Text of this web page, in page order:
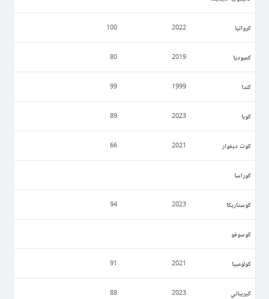
كرواتيا 2022
100
كمبوديا 2019
80
كندا 1999
99
كوبا 2023
89
كوت ديفوار 2021
66
كوراسا
كوستاريكا 2023
94
كوسوفو
كولومبيا 2021
91
كيريباتي 2023
88